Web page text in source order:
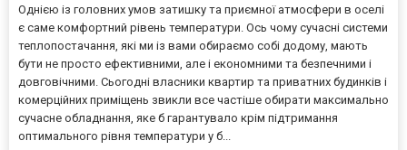
Однією із головних умов затишку та приємної атмосфери в оселі
є саме комфортний рівень температури. Ось чому сучасні системи
теплопостачання, які ми із вами обираємо собі додому, мають
бути не просто ефективними, але і економними та безпечними і
довговічними. Сьогодні власники квартир та приватних будинків і
комерційних приміщень звикли все частіше обирати максимально
сучасне обладнання, яке б гарантувало крім підтримання
оптимального рівня температури у б...